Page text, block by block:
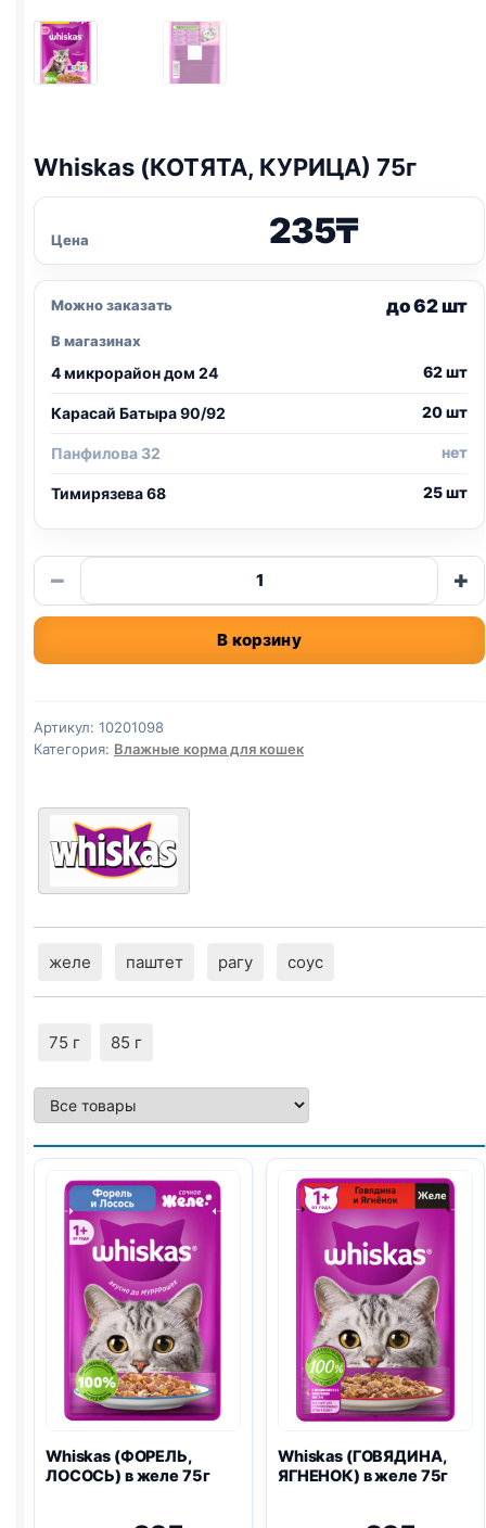
Whiskas (КОТЯТА, КУРИЦА) 75г
Цена 235₸
Можно заказать до 62 шт
В магазинах
4 микрорайон дом 24 62 шт
Карасай Батыра 90/92 20 шт
Панфилова 32 нет
Тимирязева 68 25 шт
−
Количество
товара
Whiskas
КУРИЦА)
+
В корзину
Артикул: 10201098
Категория: Влажные корма для кошек
желе паштет рагу соус
75 г 85 г
Whiskas (ФОРЕЛЬ,
ЛОСОСЬ) в желе 75г
Whiskas (ГОВЯДИНА,
ЯГНЕНОК) в желе 75г